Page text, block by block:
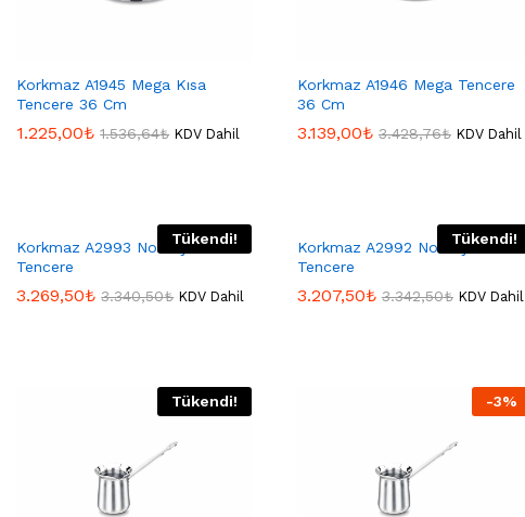
Korkmaz A1945 Mega Kısa
Tencere 36 Cm
1.225,00₺ 1.536,64₺ KDV Dahil
1.225,00₺ 1.536,64₺
Korkmaz A1946 Mega Tencere
36 Cm
3.139,00₺ 3.428,76₺ KDV Dahil
3.139,00₺ 3.428,76₺
Tükendi!
Korkmaz A2993 Nora Çelik
Tencere
3.269,50₺ 3.340,50₺ KDV Dahil
3.269,50₺ 3.340,50₺
Tükendi!
Korkmaz A2992 Nora Çelik
Tencere
3.207,50₺ 3.342,50₺ KDV Dahil
3.207,50₺ 3.342,50₺
Tükendi! -3%